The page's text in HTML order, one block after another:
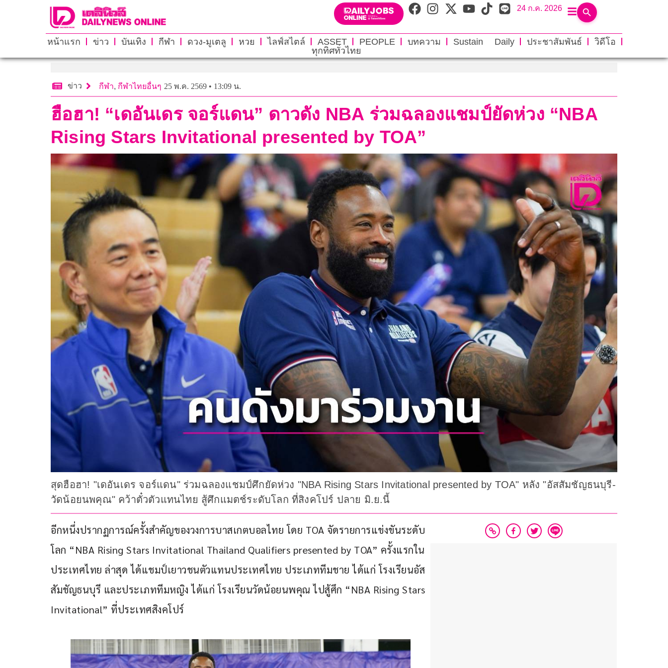
24 ก.ค. 2026
หน้าแรก ข่าว บันเทิง กีฬา ดวง-มูเตลู หวย ไลฟ์สไตล์ ASSET PEOPLE บทความ Sustain Daily ประชาสัมพันธ์
วิดีโอ
ทุกทิศทั่วไทย
ข่าว กีฬา, กีฬาไทยอื่นๆ 25 พ.ค. 2569 • 13:09 น.
ฮือฮา! “เดอันเดร จอร์แดน” ดาวดัง NBA ร่วมฉลองแชมป์ยัดห่วง “NBA
Rising Stars Invitational presented by TOA”
สุดฮือฮา! "เดอันเดร จอร์แดน" ร่วมฉลองแชมป์ศึกยัดห่วง "NBA Rising Stars Invitational presented by TOA" หลัง "อัสสัมชัญธนบุรี-
วัดน้อยนพคุณ" คว้าตั๋วตัวแทนไทย สู้ศึกแมตช์ระดับโลก ที่สิงคโปร์ ปลาย มิ.ย.นี้
อีกหนึ่งปรากฏการณ์ครั้งสำคัญของวงการบาสเกตบอลไทย โดย TOA จัดรายการแข่งขันระดับ
โลก “NBA Rising Stars Invitational Thailand Qualifiers presented by TOA” ครั้งแรกใน
ประเทศไทย ล่าสุด ได้แชมป์เยาวชนตัวแทนประเทศไทย ประเภททีมชาย ได้แก่ โรงเรียนอัส
สัมชัญธนบุรี และประเภททีมหญิง ได้แก่ โรงเรียนวัดน้อยนพคุณ ไปสู้ศึก “NBA Rising Stars
Invitational” ที่ประเทศสิงคโปร์